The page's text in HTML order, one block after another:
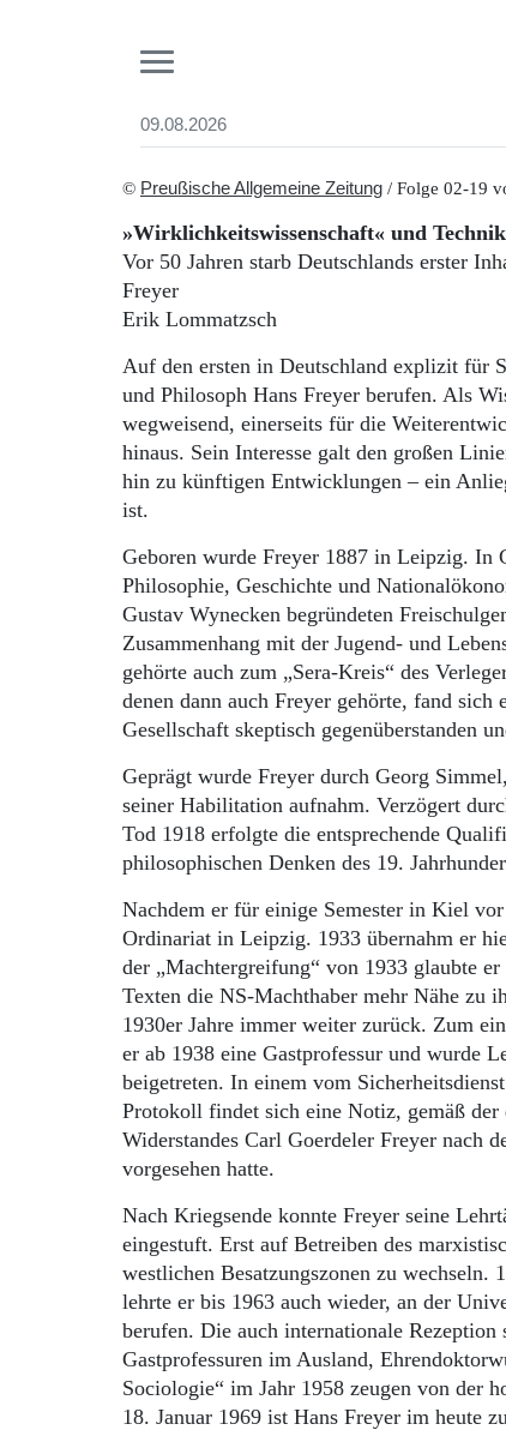
09.08.2026
Start
Aktuelle Ausgabe
Abonnenten-Login
Abo Prämien
Mediadaten
Suchen und finden
© Preußische Allgemeine Zeitung / Folge 02-19
»Wirklichkeitswissenschaft« und
Vor 50 Jahren starb Deutschlands erster
Freyer
Erik Lommatzsch
Auf den ersten in Deutschland explizit für
und Philosoph Hans Freyer berufen. Als
wegweisend, einerseits für die
hinaus. Sein Interesse galt den großen
hin zu künftigen Entwicklungen – ein
ist.
Geboren wurde Freyer 1887 in Leipzig. In
Philosophie, Geschichte und
Gustav Wynecken begründeten
Zusammenhang mit der Jugend- und
gehörte auch zum „Sera-Kreis“ des
denen dann auch Freyer gehörte, fand
Gesellschaft skeptisch gegenüberstanden
Geprägt wurde Freyer durch Georg
seiner Habilitation aufnahm. Verzögert
Tod 1918 erfolgte die entsprechende
philosophischen Denken des 19.
Nachdem er für einige Semester in Kiel
Ordinariat in Leipzig. 1933 übernahm er
der „Machtergreifung“ von 1933 glaubte
Texten die NS-Machthaber mehr Nähe zu
1930er Jahre immer weiter zurück. Zum
er ab 1938 eine Gastprofessur und wurde
beigetreten. In einem vom
Protokoll findet sich eine Notiz, gemäß
Widerstandes Carl Goerdeler Freyer nach
vorgesehen hatte.
Nach Kriegsende konnte Freyer seine
eingestuft. Erst auf Betreiben des
westlichen Besatzungszonen zu wechseln.
lehrte er bis 1963 auch wieder, an der
berufen. Die auch internationale Rezeption
Gastprofessuren im Ausland,
Sociologie“ im Jahr 1958 zeugen von der
18. Januar 1969 ist Hans Freyer im heute